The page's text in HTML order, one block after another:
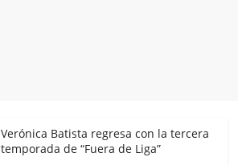
Verónica Batista regresa con la tercera
temporada de “Fuera de Liga”